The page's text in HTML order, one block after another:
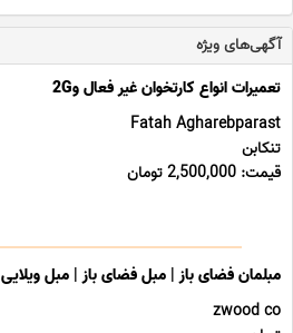
آگهی‌های ویژه
تعمیرات انواع کارتخوان غیر فعال و2G
Fatah Agharebparast
تنکابن
قیمت: 2,500,000 تومان
مبلمان فضای باز | مبل فضای باز | مبل ویلایی
zwood co